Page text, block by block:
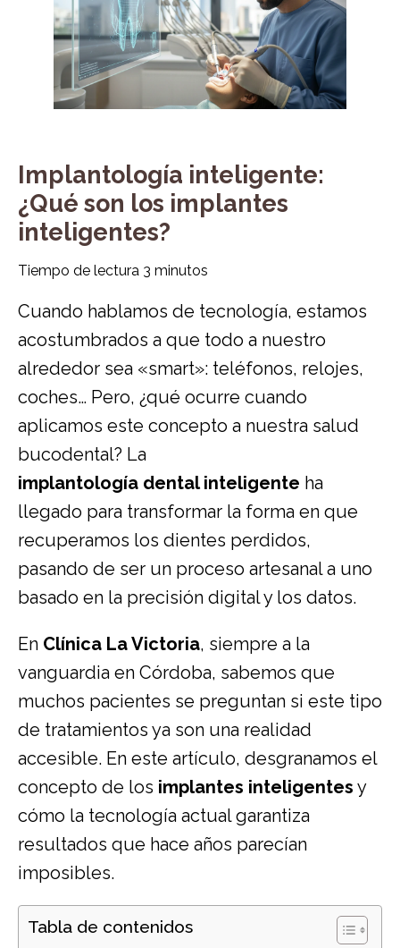
Implantología inteligente:
¿Qué son los implantes
inteligentes?
Tiempo de lectura 3 minutos
Cuando hablamos de tecnología, estamos
acostumbrados a que todo a nuestro
alrededor sea «smart»: teléfonos, relojes,
coches… Pero, ¿qué ocurre cuando
aplicamos este concepto a nuestra salud
bucodental? La
implantología dental inteligente ha
llegado para transformar la forma en que
recuperamos los dientes perdidos,
pasando de ser un proceso artesanal a uno
basado en la precisión digital y los datos.
En Clínica La Victoria, siempre a la
vanguardia en Córdoba, sabemos que
muchos pacientes se preguntan si este tipo
de tratamientos ya son una realidad
accesible. En este artículo, desgranamos el
concepto de los implantes inteligentes y
cómo la tecnología actual garantiza
resultados que hace años parecían
imposibles.
Tabla de contenidos